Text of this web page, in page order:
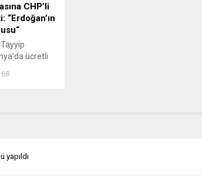
CHP’li
“Erdoğan’ın
ücretli
Birliği
CHP Bavyera
68
yapıldı